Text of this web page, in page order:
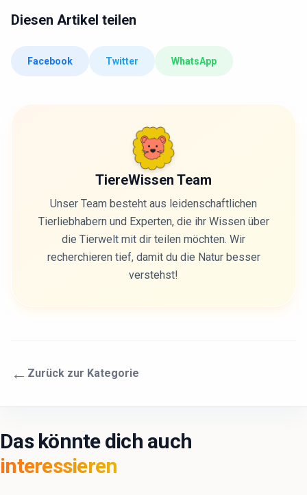
Diesen Artikel teilen
Facebook Twitter WhatsApp
TiereWissen Team
Unser Team besteht aus leidenschaftlichen
Tierliebhabern und Experten, die ihr Wissen über
die Tierwelt mit dir teilen möchten. Wir
recherchieren tief, damit du die Natur besser
verstehst!
← Zurück zur Kategorie
Das könnte dich auch
interessieren